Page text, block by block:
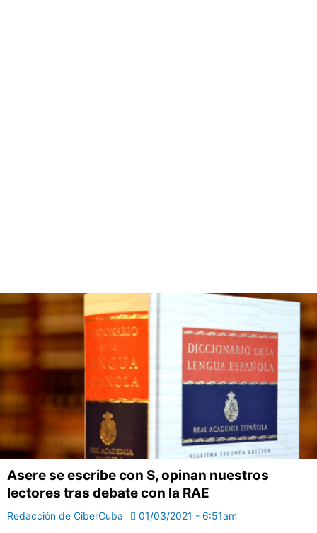
Asere se escribe con S, opinan nuestros
lectores tras debate con la RAE
Redacción de CiberCuba 01/03/2021 - 6:51am